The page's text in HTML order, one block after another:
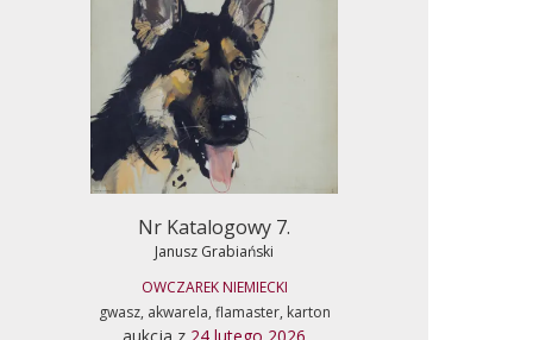
Nr Katalogowy 7.
Janusz Grabiański
OWCZAREK NIEMIECKI
gwasz, akwarela, flamaster, karton
aukcja z 24 lutego 2026